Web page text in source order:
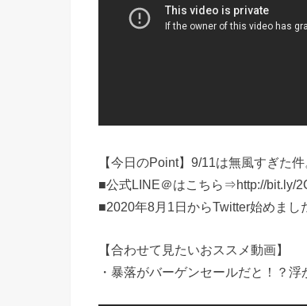
【今日のPoint】9/11は無風すぎた
■公式LINE＠はこちら⇒http://bit.ly/
■2020年8月1日からTwitter始めま
【合わせて見たいおススメ動画】
・暴落がバーゲンセールだと！？浮